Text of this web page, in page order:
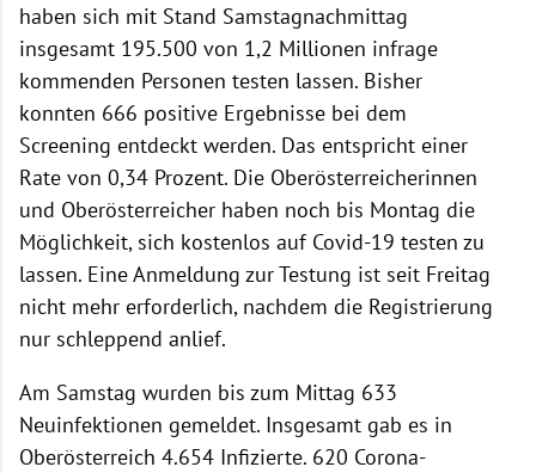
haben sich mit Stand Samstagnachmittag
insgesamt 195.500 von 1,2 Millionen infrage
kommenden Personen testen lassen. Bisher
konnten 666 positive Ergebnisse bei dem
Screening entdeckt werden. Das entspricht einer
Rate von 0,34 Prozent. Die Oberösterreicherinnen
und Oberösterreicher haben noch bis Montag die
Möglichkeit, sich kostenlos auf Covid-19 testen zu
lassen. Eine Anmeldung zur Testung ist seit Freitag
nicht mehr erforderlich, nachdem die Registrierung
nur schleppend anlief.
Am Samstag wurden bis zum Mittag 633
Neuinfektionen gemeldet. Insgesamt gab es in
Oberösterreich 4.654 Infizierte. 620 Corona-